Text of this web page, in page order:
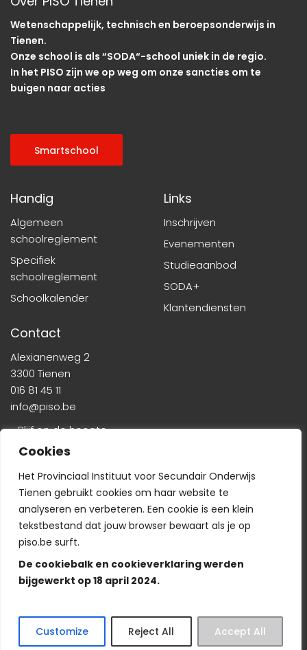
Cookies
Het Provinciaal Instituut voor Secundair Onderwijs
Tienen gebruikt cookies om haar website te
analyseren en verbeteren. Een cookie is een klein
tekstbestand dat jouw browser bewaart als je op
piso.be surft.
De cookiebalk en cookieverklaring werden
bijgewerkt op 18 april 2024.
Customize Reject All Accept All
Wetenschappelijk, technisch en beroepsonderwijs in
Tienen.
Onze school is als “SODA“-school uniek in de regio.
In het PISO zijn we op weg om onze sancties om te
buigen naar acties
Smartschool
Handig
Algemeen
schoolreglement
Specifiek
schoolreglement
Schoolkalender
Links
Inschrijven
Evenementen
Studieaanbod
SODA+
Klantendiensten
Contact
Alexianenweg 2
3300 Tienen
016 81 45 11
info@piso.be
» Blijf op de hoogte
Veelgestelde vragen